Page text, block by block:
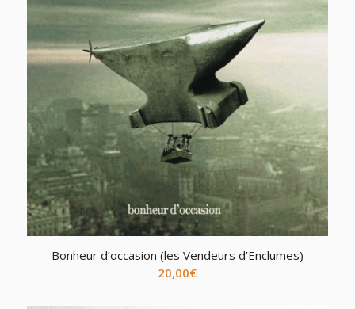
Bonheur d’occasion (les Vendeurs d’Enclumes)
20,00€